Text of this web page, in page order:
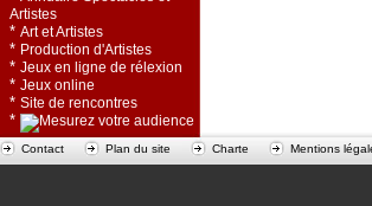
Artistes
* Art et Artistes
* Production d'Artistes
* Jeux en ligne de rélexion
* Jeux online
* Site de rencontres
*
Contact Plan du site Charte Mentions